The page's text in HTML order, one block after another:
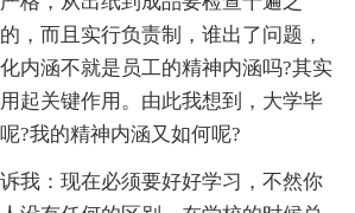
，而且实行负责制，谁出了问题，
内涵不就是员工的精神内涵吗?其实
起关键作用。由此我想到，大学毕
?我的精神内涵又如何呢?
：现在必须要好好学习，不然你